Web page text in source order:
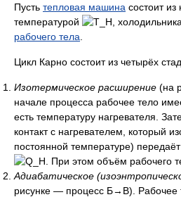
Пусть тепловая машина состоит из
температурой
,
рабочего тела
Цикл Карно состоит из четырёх
Изотермическое расширение (на
начале процесса рабочее тело
есть температуру нагревателя.
контакт с нагревателем, который
постоянной температуре)
. При этом объём рабочего
Адиабатическое
рисунке — процесс Б→В). Рабочее